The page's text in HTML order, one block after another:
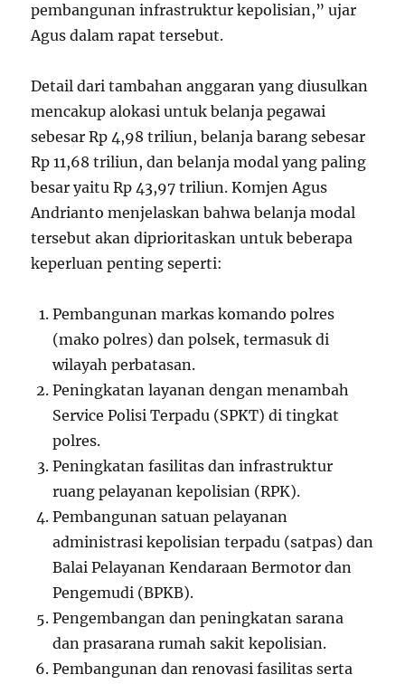
pembangunan infrastruktur kepolisian,” ujar
Agus dalam rapat tersebut.
Detail dari tambahan anggaran yang diusulkan
mencakup alokasi untuk belanja pegawai
sebesar Rp 4,98 triliun, belanja barang sebesar
Rp 11,68 triliun, dan belanja modal yang paling
besar yaitu Rp 43,97 triliun. Komjen Agus
Andrianto menjelaskan bahwa belanja modal
tersebut akan diprioritaskan untuk beberapa
keperluan penting seperti:
Pembangunan markas komando polres
(mako polres) dan polsek, termasuk di
wilayah perbatasan.
Peningkatan layanan dengan menambah
Service Polisi Terpadu (SPKT) di tingkat
polres.
Peningkatan fasilitas dan infrastruktur
ruang pelayanan kepolisian (RPK).
Pembangunan satuan pelayanan
administrasi kepolisian terpadu (satpas) dan
Balai Pelayanan Kendaraan Bermotor dan
Pengemudi (BPKB).
Pengembangan dan peningkatan sarana
dan prasarana rumah sakit kepolisian.
Pembangunan dan renovasi fasilitas serta